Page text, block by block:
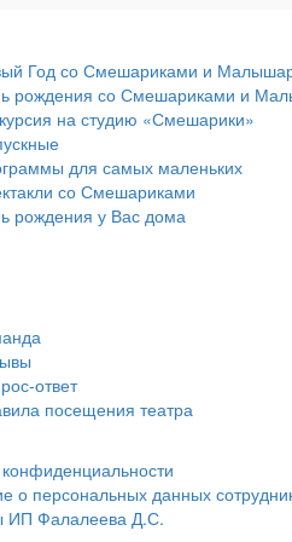
Год со Смешариками и
рождения со Смешариками и
на студию «Смешарики»
для самых маленьких
со Смешариками
рождения у Вас дома
ответ
посещения театра
о персональных данных
ИП Фалалеева Д.С.